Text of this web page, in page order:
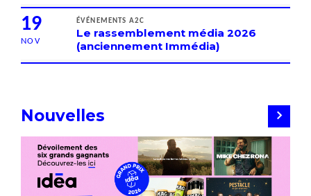
19
NOV
ÉVÉNEMENTS A2C
Le rassemblement média 2026
(anciennement Immédia)
Nouvelles